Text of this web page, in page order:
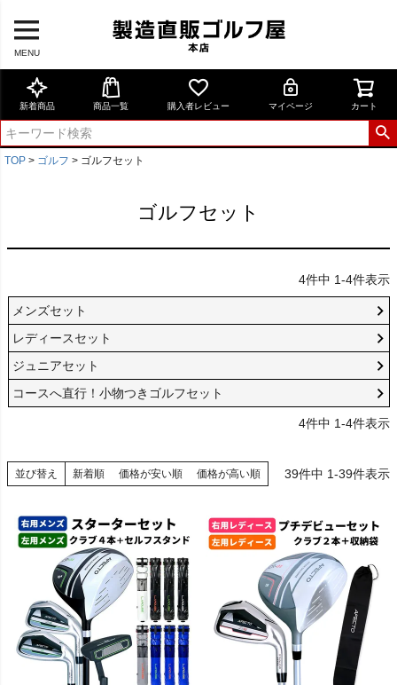
MENU
新着商品 商品一覧 購入者レビュー マイページ カート
TOP ゴルフ ゴルフセット
ゴルフセット
4件中 1-4件表示
メンズセット
レディースセット
ジュニアセット
コースへ直行！小物つきゴルフセット
4件中 1-4件表示
並び替え 新着順 価格が安い順 価格が高い順 39件中 1-39件表示